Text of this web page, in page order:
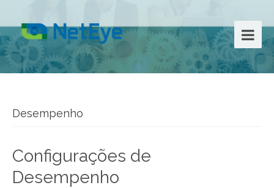
Desempenho
Configurações de
Desempenho